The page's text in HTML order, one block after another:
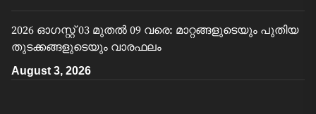
2026 ഓഗസ്റ്റ് 03 മുതൽ 09 വരെ: മാറ്റങ്ങളുടെയും പുതിയ
തുടക്കങ്ങളുടെയും വാരഫലം
August 3, 2026